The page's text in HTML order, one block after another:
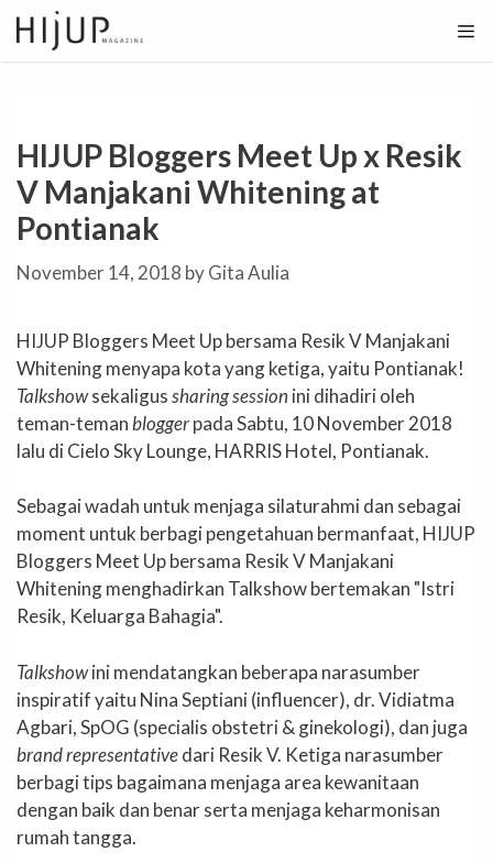
Skip
to
content
HIJUP Bloggers Meet Up x Resik
V Manjakani Whitening at
Pontianak
November 14, 2018 byGita Aulia
HIJUP Bloggers Meet Up bersama Resik V Manjakani
Whitening menyapa kota yang ketiga, yaitu Pontianak!
Talkshowsekaligussharing session ini dihadiri oleh
teman-temanbloggerpada Sabtu, 10 November 2018
lalu di Cielo Sky Lounge, HARRIS Hotel, Pontianak.
Sebagai wadah untuk menjaga silaturahmi dan sebagai
moment untuk berbagi pengetahuan bermanfaat, HIJUP
Bloggers Meet Up bersama Resik V Manjakani
Whitening menghadirkan Talkshow bertemakan "Istri
Resik, Keluarga Bahagia".
Talkshowini mendatangkan beberapa narasumber
inspiratif yaitu Nina Septiani (influencer), dr. Vidiatma
Agbari, SpOG (specialis obstetri & ginekologi), dan juga
brand representativedari Resik V. Ketiga narasumber
berbagi tips bagaimana menjaga area kewanitaan
dengan baik dan benar serta menjaga keharmonisan
rumah tangga.